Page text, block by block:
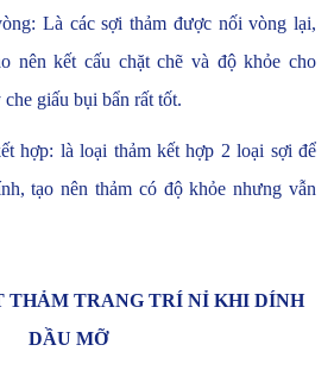
Là các sợi thảm được nối vòng lại,
nên kết cấu chặt chẽ và độ khỏe cho
giấu bụi bẩn rất tốt.
hợp: là loại thảm kết hợp 2 loại sợi để
tạo nên thảm có độ khỏe nhưng vẫn
THẢM TRANG TRÍ NỈ KHI DÍNH
DẦU MỠ